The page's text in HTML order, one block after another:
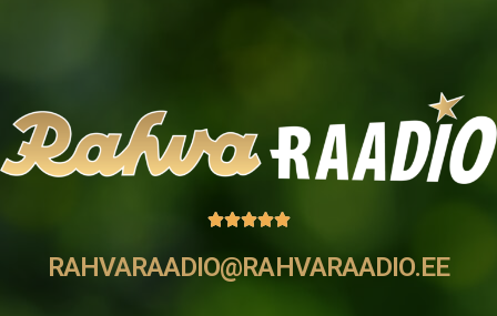

RAHVARAADIO@RAHVARAADIO.EE